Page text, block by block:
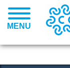
MENU